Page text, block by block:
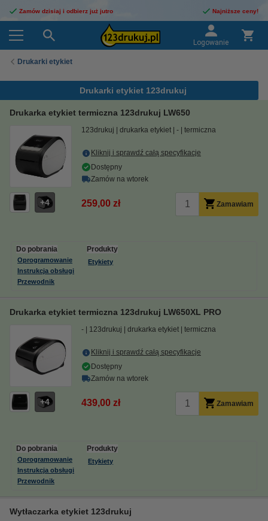
Zamów dzisiaj i odbierz już jutro Najniższe ceny!
Logowanie
Drukarki etykiet
Drukarki etykiet 123drukuj
Drukarka etykiet termiczna 123drukuj LW650
4
123drukuj drukarka etykiet - termiczna
Kliknij i sprawdź całą specyfikacje
Dostępny
Zamów na wtorek
259,00 zł Zamawiam
Do pobrania
Oprogramowanie
Instrukcja obsługi
Przewodnik
Produkty
Etykiety
Drukarka etykiet termiczna 123drukuj LW650XL PRO
4
- 123drukuj drukarka etykiet termiczna
Kliknij i sprawdź całą specyfikacje
Dostępny
Zamów na wtorek
439,00 zł Zamawiam
Do pobrania
Oprogramowanie
Instrukcja obsługi
Przewodnik
Produkty
Etykiety
Wytłaczarka etykiet 123drukuj